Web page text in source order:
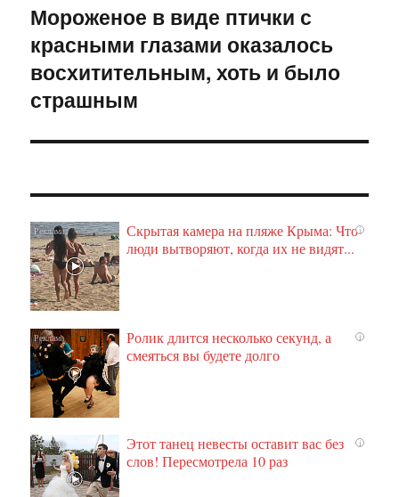
Следующая
запись:
Мороженое в виде птички с
красными глазами оказалось
восхитительным, хоть и было
страшным
i
Скрытая камера на пляже Крыма: Что
люди вытворяют, когда их не видят...
i
Ролик длится несколько секунд, а
смеяться вы будете долго
i
Этот танец невесты оставит вас без
слов! Пересмотрела 10 раз